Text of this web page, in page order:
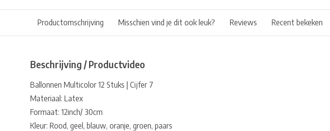
Productomschrijving Misschien vind je dit ook leuk? Reviews Recent bekeken
Beschrijving / Productvideo
Ballonnen Multicolor 12 Stuks | Cijfer 7
Materiaal: Latex
Formaat: 12inch/ 30cm
Kleur: Rood, geel, blauw, oranje, groen, paars